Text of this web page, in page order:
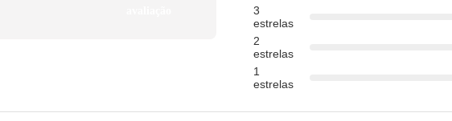
3
estrelas
2
estrelas
1
estrelas